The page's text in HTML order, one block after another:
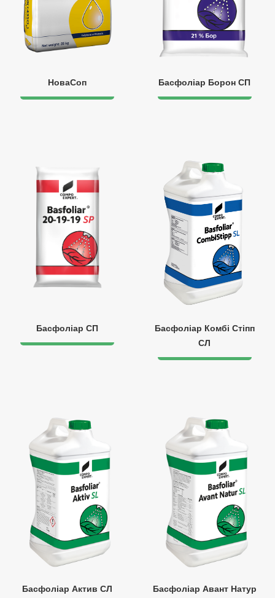
НоваСоп Басфоліар Борон СП
Басфоліар СП
Басфоліар Комбі Стіпп
СЛ
Басфоліар Актив СЛ
Басфоліар Авант Натур